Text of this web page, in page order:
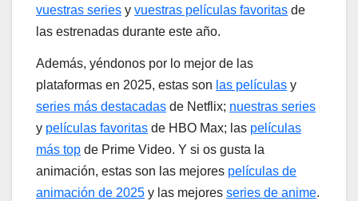
vuestras series y vuestras películas favoritas de
las estrenadas durante este año.
Además, yéndonos por lo mejor de las
plataformas en 2025, estas son las películas y
series más destacadas de Netflix; nuestras series
y películas favoritas de HBO Max; las películas
más top de Prime Video. Y si os gusta la
animación, estas son las mejores películas de
animación de 2025 y las mejores series de anime.